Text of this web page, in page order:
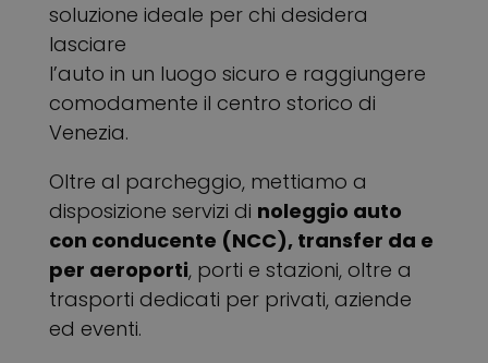
soluzione ideale per chi desidera
lasciare
l’auto in un luogo sicuro e raggiungere
comodamente il centro storico di
Venezia.
Oltre al parcheggio, mettiamo a
disposizione servizi di noleggio auto
con conducente (NCC), transfer da e
per aeroporti, porti e stazioni, oltre a
trasporti dedicati per privati, aziende
ed eventi.